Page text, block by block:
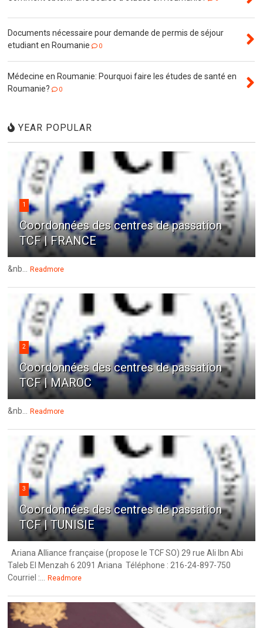
Documents nécessaire pour demande de permis de séjour
etudiant en Roumanie
0
Médecine en Roumanie: Pourquoi faire les études de santé en
Roumanie?
0
YEAR POPULAR
1
Coordonnées des centres de passation
TCF | FRANCE
&nb... Readmore
2
Coordonnées des centres de passation
TCF | MAROC
&nb... Readmore
3
Coordonnées des centres de passation
TCF | TUNISIE
Ariana Alliance française (propose le TCF SO) 29 rue Ali Ibn Abi
Taleb El Menzah 6 2091 Ariana Téléphone : 216-24-897-750
Courriel :...
Readmore